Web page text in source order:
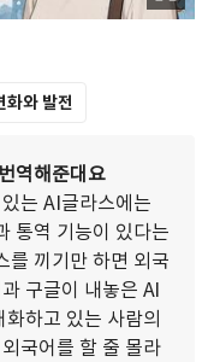
화와 발전
역해준대요
는 AI글라스에는
통역 기능이 있다는
를 끼기만 하면 외국
구글이 내놓은 AI
하고 있는 사람의
국어를 할 줄 몰라